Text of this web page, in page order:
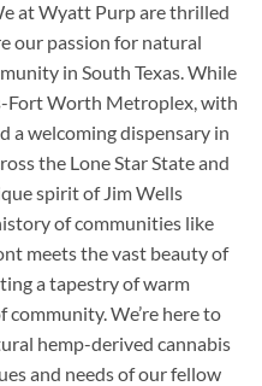
at Wyatt Purp are thrilled
our passion for natural
in South Texas. While
Fort Worth Metroplex, with
a welcoming dispensary in
the Lone Star State and
spirit of Jim Wells
of communities like
meets the vast beauty of
a tapestry of warm
We’re here to
hemp-derived cannabis
and needs of our fellow